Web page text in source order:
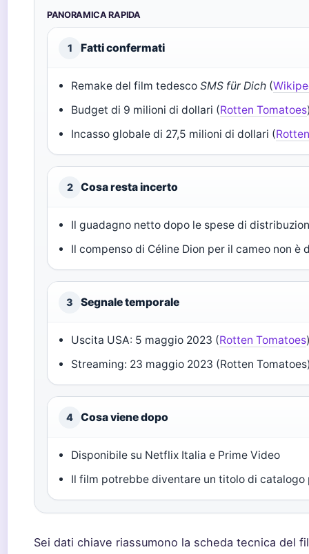
PANORAMICA RAPIDA
1 Fatti confermati
Remake del film tedescoSMS für Dich (
Budget di 9 milioni di dollari (Rotten Tomatoes
Incasso globale di 27,5 milioni di dollari (
2 Cosa resta incerto
Il guadagno netto dopo le spese di
Il compenso di Céline Dion per il cameo non è
3 Segnale temporale
Uscita USA: 5 maggio 2023 (Rotten Tomatoes
Streaming: 23 maggio 2023 (Rotten
4 Cosa viene dopo
Disponibile su Netflix Italia e Prime Video
Il film potrebbe diventare un titolo di catalogo
Sei dati chiave riassumono la scheda tecnica del